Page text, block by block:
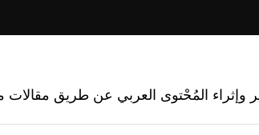
وإثراء المُحْتوى العربي عن طريق مقالات